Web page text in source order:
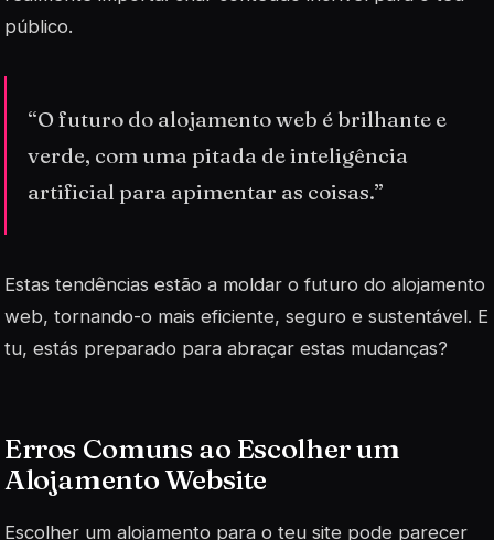
público.
“O futuro do alojamento web é brilhante e
verde, com uma pitada de inteligência
artificial para apimentar as coisas.”
Estas tendências estão a moldar o futuro do alojamento
web, tornando-o mais eficiente, seguro e sustentável. E
tu, estás preparado para abraçar estas mudanças?
Erros Comuns ao Escolher um
Alojamento Website
Escolher um alojamento para o teu site pode parecer